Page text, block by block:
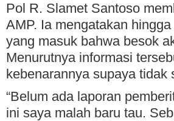
Pol R. Slamet Santoso
AMP. Ia mengatakan
yang masuk bahwa besok
Menurutnya informasi
kebenarannya supaya tidak
“Belum ada laporan
ini saya malah baru tau.